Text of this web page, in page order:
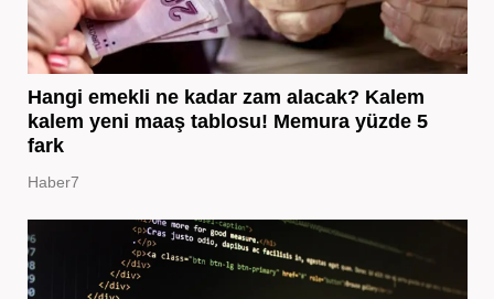
Hangi emekli ne kadar zam alacak? Kalem
kalem yeni maaş tablosu! Memura yüzde 5
fark
Haber7